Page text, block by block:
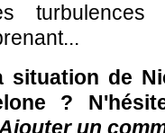
situation de
?
un